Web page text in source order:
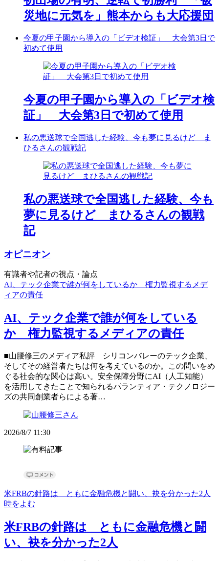
災地に元気を」熊本からも大応援団
今夏の甲子園から導入の「ビデオ検証」 大会第3日で
初めて使用
今夏の甲子園から導入の「ビデオ検
証」 大会第3日で初めて使用
私の悪送球で全国逃した経験、今も夢に見るけど ま
ひるさんの観戦記
私の悪送球で全国逃した経験、今も
夢に見るけど まひるさんの観戦
記
オピニオン
有識者や記者の視点・論点
AI、テック企業で誰が何をしているか 権力監視するメデ
ィアの責任
AI、テック企業で誰が何をしている
か 権力監視するメディアの責任
■山腰修三のメディア私評 シリコンバレーのテック企業、
そしてその経営者たちは何を考えているのか。この問いをめ
ぐる社会的な関心は高い。安全保障分野にAI（人工知能）
を活用してきたことで知られるパランティア・テクノロジー
ズの共同創業者らによる著…
2026/8/7 11:30
米FRBの針路は ともに金融危機と闘い、袂を分かった2人
時をよむ
米FRBの針路は ともに金融危機と闘
い、袂を分かった2人